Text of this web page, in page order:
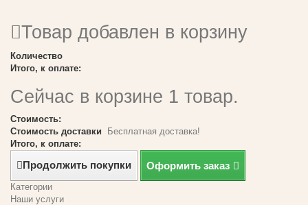
Товар добавлен в корзину
Количество
Итого, к оплате:
Сейчас в корзине 1 товар.
Стоимость:
Стоимость доставки
Бесплатная доставка!
Итого, к оплате:
Продолжить покупки Оформить заказ
Категории
Наши услуги